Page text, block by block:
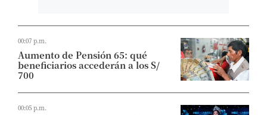
00:07 p.m.
Aumento de Pensión 65: qué
beneficiarios accederán a los S/
700
00:05 p.m.